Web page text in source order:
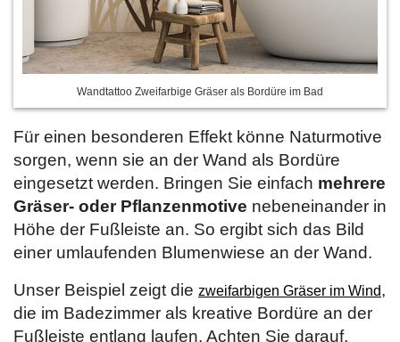
Wandtattoo Zweifarbige Gräser als Bordüre im Bad
Für einen besonderen Effekt könne Naturmotive
sorgen, wenn sie an der Wand als Bordüre
eingesetzt werden. Bringen Sie einfach mehrere
Gräser- oder Pflanzenmotive nebeneinander in
Höhe der Fußleiste an. So ergibt sich das Bild
einer umlaufenden Blumenwiese an der Wand.
Unser Beispiel zeigt die zweifarbigen Gräser im Wind,
die im Badezimmer als kreative Bordüre an der
Fußleiste entlang laufen. Achten Sie darauf,